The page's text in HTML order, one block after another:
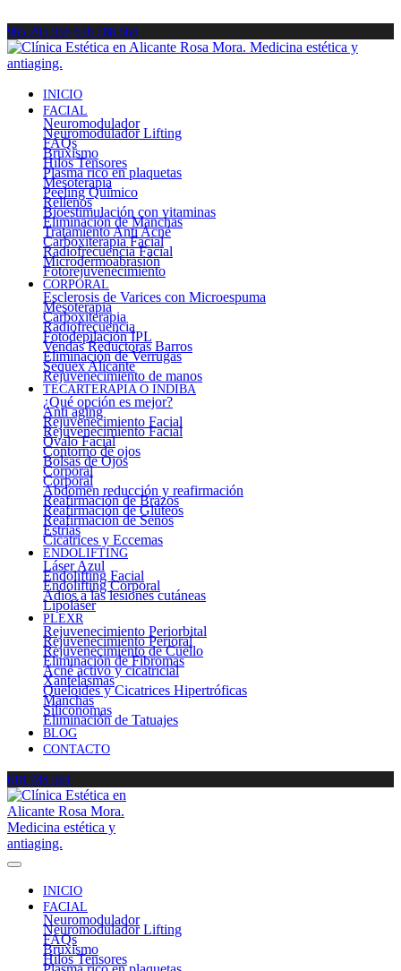
965 205 956 618 788 564
INICIO
FACIAL
Neuromodulador
Neuromodulador Lifting
FAQs
Bruxismo
Hilos Tensores
Plasma rico en plaquetas
Mesoterapia
Peeling Químico
Rellenos
Bioestimulación con vitaminas
Eliminación de Manchas
Tratamiento Anti Acné
Carboxiterapia Facial
Radiofrecuencia Facial
Microdermoabrasión
Fotorejuvenecimiento
CORPORAL
Esclerosis de Varices con Microespuma
Mesoterapia
Carboxiterapia
Radiofrecuencia
Fotodepilación IPL
Vendas Reductoras Barros
Eliminación de Verrugas
Sequex Alicante
Rejuvenecimiento de manos
TECARTERAPIA O INDIBA
¿Qué opción es mejor?
Anti aging
Rejuvenecimiento Facial
Rejuvenecimiento Facial
Óvalo Facial
Contorno de ojos
Bolsas de Ojos
Corporal
Corporal
Abdomen reducción y reafirmación
Reafirmación de Brazos
Reafirmación de Glúteos
Reafirmación de Senos
Estrías
Cicatrices y Eccemas
ENDOLIFTING
Láser Azul
Endolifting Facial
Endolifting Corporal
Adiós a las lesiones cutáneas
Lipoláser
PLEXR
Rejuvenecimiento Periorbital
Rejuvenecimiento Perioral
Rejuvenecimiento de Cuello
Eliminación de Fibromas
Acné activo y cicatricial
Xantelasmas
Queloides y Cicatrices Hipertróficas
Manchas
Siliconomas
Eliminación de Tatuajes
BLOG
CONTACTO
618 788 564
INICIO
FACIAL
Neuromodulador
Neuromodulador Lifting
FAQs
Bruxismo
Hilos Tensores